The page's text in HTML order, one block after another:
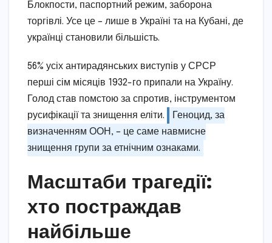
Блокпости, паспортний режим, заборона
торгівлі. Усе це – лише в Україні та на Кубані, де
українці становили більшість.
56% усіх антирадянських виступів у СРСР
перші сім місяців 1932-го припали на Україну.
Голод став помстою за спротив, інструментом
русифікації та знищення еліти.
Геноцид, за
визначенням ООН, – це саме навмисне
знищення групи за етнічним ознаками.
Масштаби трагедії:
хто постраждав
найбільше